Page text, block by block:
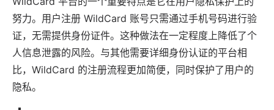
努力。用户注册 WildCard 账号只需通过手机号码进行验
证，无需提供身份证件。这种做法在一定程度上降低了个
人信息泄露的风险。与其他需要详细身份认证的平台相
比，WildCard 的注册流程更加简便，同时保护了用户的
隐私。